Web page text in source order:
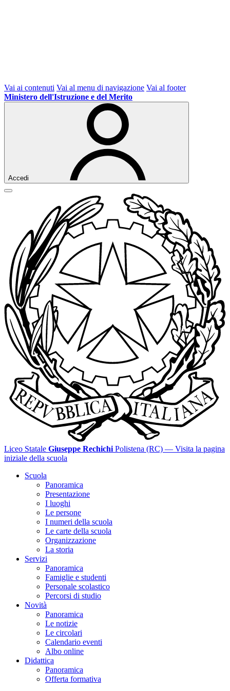
Vai ai contenuti Vai al menu di navigazione Vai al footer
Ministero dell'Istruzione e del Merito
Accedi
Liceo Statale Giuseppe Rechichi Polistena (RC) — Visita la pagina
iniziale della scuola
Scuola
Panoramica
Presentazione
I luoghi
Le persone
I numeri della scuola
Le carte della scuola
Organizzazione
La storia
Servizi
Panoramica
Famiglie e studenti
Personale scolastico
Percorsi di studio
Novità
Panoramica
Le notizie
Le circolari
Calendario eventi
Albo online
Didattica
Panoramica
Offerta formativa